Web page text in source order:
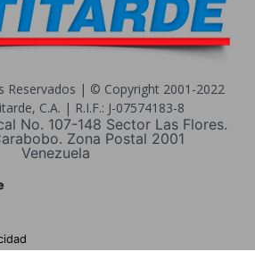
Reservados | © Copyright 2001-2022
C.A. | R.I.F.: J-07574183-8
No. 107-148 Sector Las Flores.
Zona Postal 2001
Venezuela